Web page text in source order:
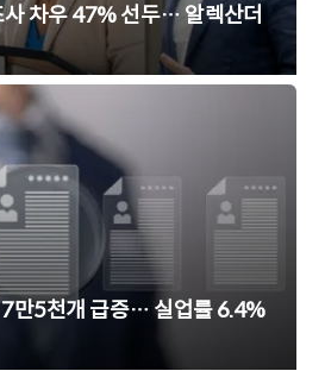
사 차우 47% 선두… 알렉산더
만5천개 급증… 실업률 6.4%